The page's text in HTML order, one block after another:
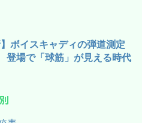
ボイスキャディの弾道測定
登場で「球筋」が見える時代